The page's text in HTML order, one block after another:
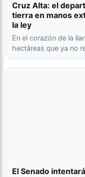
Cruz Alta: el
tierra en manos
la ley
En el corazón de la
hectáreas que ya no
El Senado